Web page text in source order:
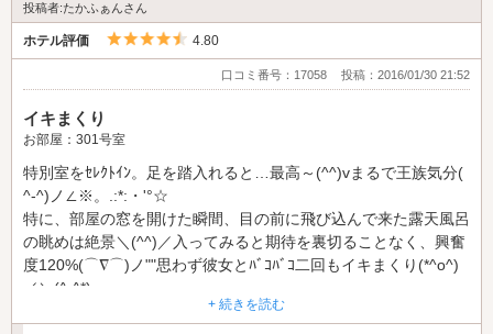
投稿者:たかふぁんさん
ホテル評価 5つ星のうち4.5
4.80
口コミ番号：17058 投稿：2016/01/30 21:52
イキまくり
お部屋：301号室
特別室をｾﾚｸﾄｲﾝ。足を踏入れると…最高～(^^)vまるで王族気分(
^-^)ノ∠※。.:*:・'°☆
特に、部屋の窓を開けた瞬間、目の前に飛び込んで来た露天風呂
の眺めは絶景＼(^^)／入ってみると期待を裏切ることなく、興奮
度120%(⌒∇⌒)ノ""思わず彼女とﾊﾞｺﾊﾞｺ二回もイキまくり(*^o^)
／＼(^-^*)
+ 続きを読む